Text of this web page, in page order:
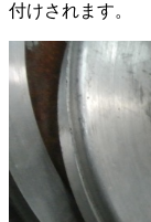
付けされます。